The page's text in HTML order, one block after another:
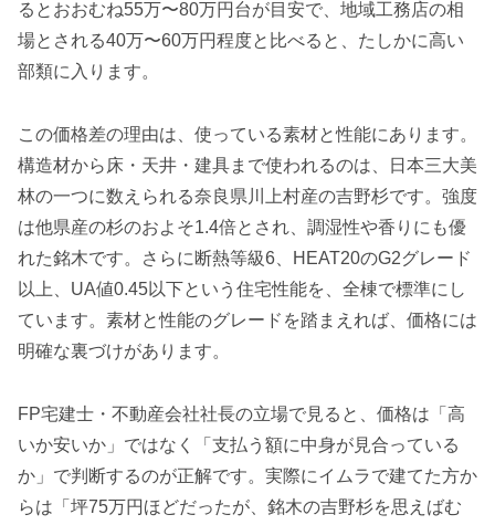
るとおおむね55万〜80万円台が目安で、地域工務店の相
場とされる40万〜60万円程度と比べると、たしかに高い
部類に入ります。
この価格差の理由は、使っている素材と性能にあります。
構造材から床・天井・建具まで使われるのは、日本三大美
林の一つに数えられる奈良県川上村産の吉野杉です。強度
は他県産の杉のおよそ1.4倍とされ、調湿性や香りにも優
れた銘木です。さらに断熱等級6、HEAT20のG2グレード
以上、UA値0.45以下という住宅性能を、全棟で標準にし
ています。素材と性能のグレードを踏まえれば、価格には
明確な裏づけがあります。
FP宅建士・不動産会社社長の立場で見ると、価格は「高
いか安いか」ではなく「支払う額に中身が見合っている
か」で判断するのが正解です。実際にイムラで建てた方か
らは「坪75万円ほどだったが、銘木の吉野杉を思えばむ